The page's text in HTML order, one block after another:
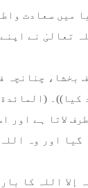
میں سعادت
تعالیٰ نے
بخشا، چنانچہ
(المائدة:
لاتا ہے اور
گیا اور وہ
إلا اللہ کا